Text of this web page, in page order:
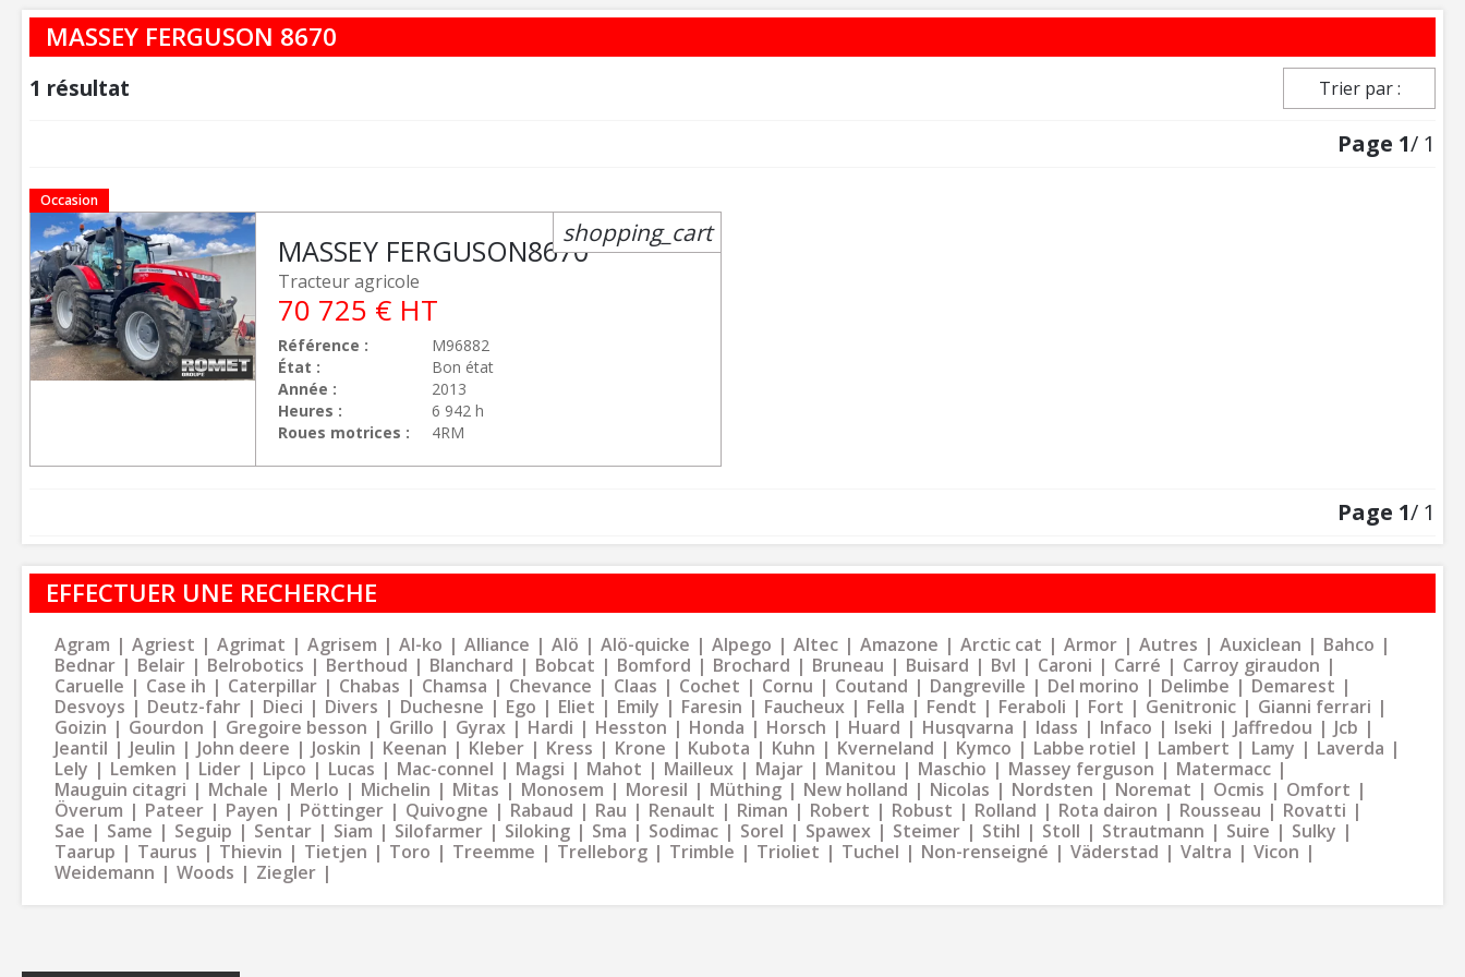
MASSEY FERGUSON 8670
1 résultat Trier par :
Page 1/ 1
Occasion
Tracteur agricole
MASSEY FERGUSON8670
Référence
M96882
État
Bon état
Année
2013
Heures
6 942 h
Roues motrices
4RM
70 725 € HT
shopping_cart
Page 1/ 1
EFFECTUER UNE RECHERCHE
Agram Agriest Agrimat Agrisem Al-ko Alliance Alö Alö-quicke Alpego Altec Amazone Arctic cat Armor Autres Auxiclean
Bahco
Bednar
Belair Belrobotics Berthoud Blanchard Bobcat Bomford Brochard Bruneau Buisard Bvl Caroni Carré
Carroy giraudon
Caruelle
Case ih Caterpillar Chabas Chamsa Chevance Claas Cochet Cornu Coutand Dangreville Del morino Delimbe
Demarest
Desvoys
Deutz-fahr Dieci Divers Duchesne Ego Eliet Emily Faresin Faucheux Fella Fendt Feraboli Fort Genitronic
Gianni ferrari
Goizin
Gourdon Gregoire besson Grillo Gyrax Hardi Hesston Honda Horsch Huard Husqvarna Idass Infaco Iseki Jaffredou
Jcb
Jeantil
Jeulin John deere Joskin Keenan Kleber Kress Krone Kubota Kuhn Kverneland Kymco Labbe rotiel Lambert Lamy
Laverda
Lely
Lemken Lider Lipco Lucas Mac-connel Magsi Mahot Mailleux Majar Manitou Maschio Massey ferguson
Matermacc
Mauguin citagri
Mchale Merlo Michelin Mitas Monosem Moresil Müthing New holland Nicolas Nordsten Noremat Ocmis
Omfort
Överum
Pateer Payen Pöttinger Quivogne Rabaud Rau Renault Riman Robert Robust Rolland Rota dairon Rousseau
Rovatti
Sae
Same Seguip Sentar Siam Silofarmer Siloking Sma Sodimac Sorel Spawex Steimer Stihl Stoll Strautmann Suire
Sulky
Taarup
Taurus Thievin Tietjen Toro Treemme Trelleborg Trimble Trioliet Tuchel Non-renseigné Väderstad Valtra
Vicon
Weidemann
Woods Ziegler